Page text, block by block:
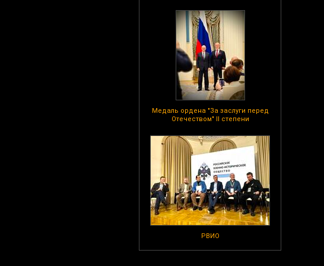
Медаль ордена "За заслуги перед
Отечеством" II степени
РВИО